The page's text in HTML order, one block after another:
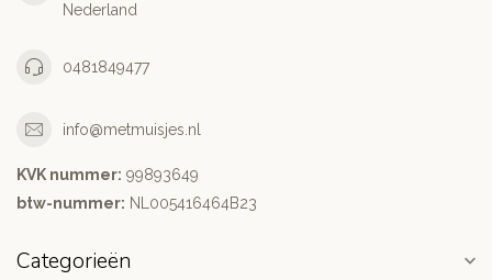
Nederland
0481849477
info@metmuisjes.nl
KVK nummer: 99893649
btw-nummer: NL005416464B23
Categorieën